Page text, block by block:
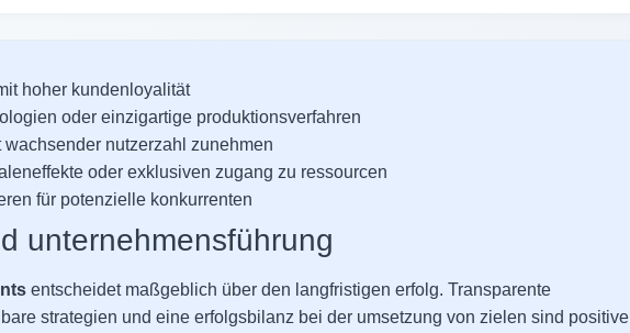
hoher kundenloyalität
oder einzigartige produktionsverfahren
wachsender nutzerzahl zunehmen
oder exklusiven zugang zu ressourcen
für potenzielle konkurrenten
unternehmensführung
entscheidet maßgeblich über den langfristigen erfolg. Transparente
strategien und eine erfolgsbilanz bei der umsetzung von zielen sind positive